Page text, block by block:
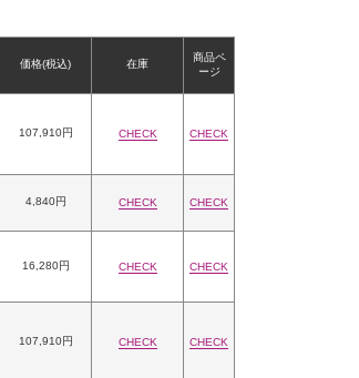
価格(税込) 在庫
商品ペ
ージ
107,910円 CHECK CHECK
4,840円 CHECK CHECK
16,280円 CHECK CHECK
107,910円 CHECK CHECK